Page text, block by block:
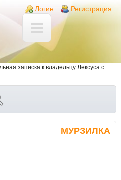
Login links
Логин Регистрация
записка к владельцу Лексуса с
МУРЗИЛКА